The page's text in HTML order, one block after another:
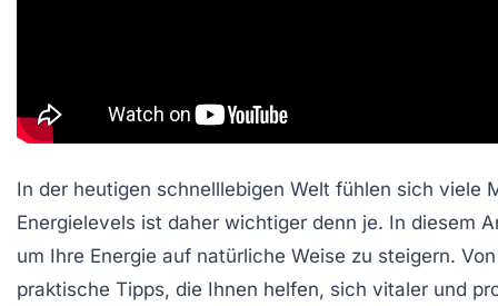
In der heutigen schnelllebigen Welt fühlen sich
Energielevels ist daher wichtiger denn je. In diesem
um Ihre Energie auf natürliche Weise zu steigern.
praktische Tipps, die Ihnen helfen, sich vitaler und